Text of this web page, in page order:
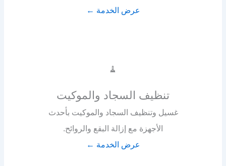
عرض الخدمة ←
تنظيف السجاد والموكيت
غسيل وتنظيف السجاد والموكيت بأحدث
الأجهزة مع إزالة البقع والروائح.
عرض الخدمة ←